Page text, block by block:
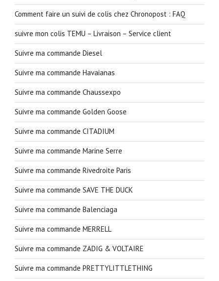
Comment faire un suivi de colis chez Chronopost : FAQ
suivre mon colis TEMU – Livraison – Service client
Suivre ma commande Diesel
Suivre ma commande Havaianas
Suivre ma commande Chaussexpo
Suivre ma commande Golden Goose
Suivre ma commande CITADIUM
Suivre ma commande Marine Serre
Suivre ma commande Rivedroite Paris
Suivre ma commande SAVE THE DUCK
Suivre ma commande Balenciaga
Suivre ma commande MERRELL
Suivre ma commande ZADIG & VOLTAIRE
Suivre ma commande PRETTYLITTLETHING